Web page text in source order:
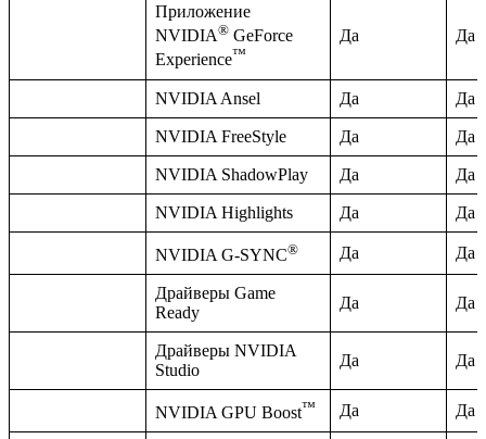
Приложение
NVIDIA® GeForce
Experience™
Да Да
NVIDIA Ansel Да Да
NVIDIA FreeStyle Да Да
NVIDIA ShadowPlay Да Да
NVIDIA Highlights Да Да
NVIDIA G-SYNC® Да Да
Драйверы Game
Ready
Да Да
Драйверы NVIDIA
Studio
Да Да
NVIDIA GPU Boost™ Да Да